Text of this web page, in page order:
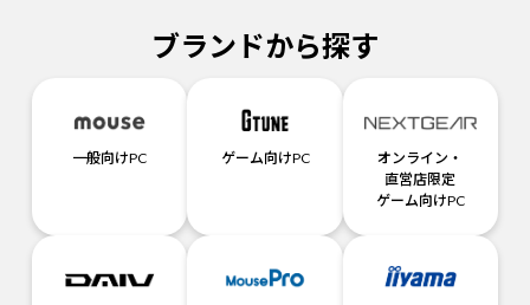
ブランドから探す
一般向けPC ゲーム向けPC
オンライン・
直営店限定
ゲーム向けPC